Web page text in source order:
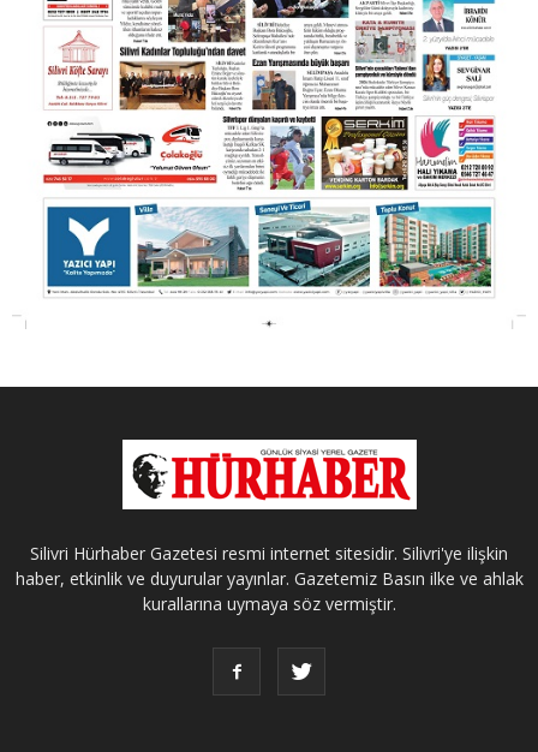
Silivri Hürhaber Gazetesi resmi internet sitesidir. Silivri'ye ilişkin
haber, etkinlik ve duyurular yayınlar. Gazetemiz Basın ilke ve ahlak
kurallarına uymaya söz vermiştir.